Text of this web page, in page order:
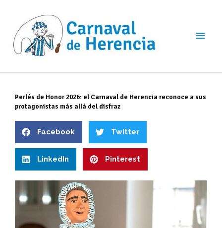
contenido
Perlés de Honor 2026: el Carnaval de Herencia reconoce a sus
protagonistas más allá del disfraz
Facebook Twitter
LinkedIn Pinterest